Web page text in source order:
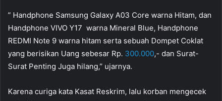
” Handphone Samsung Galaxy A03 Core warna Hitam, dan
Handphone VIVO Y17 warna Mineral Blue, Handphone
REDMI Note 9 warna hitam serta sebuah Dompet Coklat
yang berisikan Uang sebesar Rp. 300.000,- dan Surat-
Surat Penting Juga hilang,” ujarnya.
Karena curiga kata Kasat Reskrim, lalu korban mengecek